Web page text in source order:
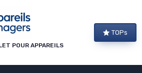
POUR APPAREILS
TOPs
cookies